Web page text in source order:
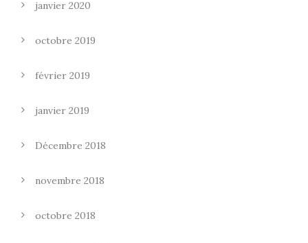
janvier 2020
octobre 2019
février 2019
janvier 2019
Décembre 2018
novembre 2018
octobre 2018